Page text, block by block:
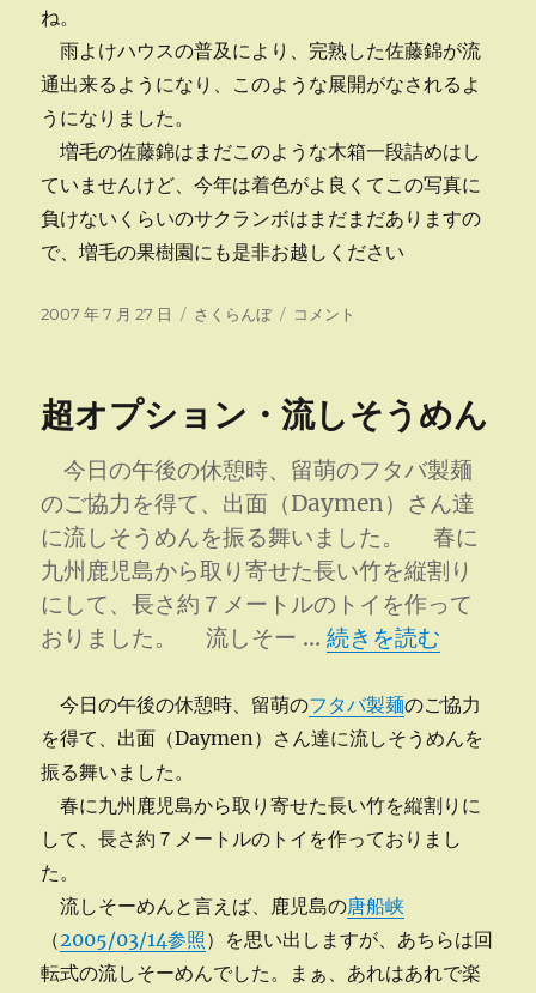
ね。
雨よけハウスの普及により、完熟した佐藤錦が流
通出来るようになり、このような展開がなされるよ
うになりました。
増毛の佐藤錦はまだこのような木箱一段詰めはし
ていませんけど、今年は着色がよ良くてこの写真に
負けないくらいのサクランボはまだまだありますの
で、増毛の果樹園にも是非お越しください
投
2007 年 7 月 27 日
カ
ー
さくらんぼ
佐
記
よ
に
コメント
超オプション・流しそうめん
今日の午後の休憩時、留萌のフタバ製麺
のご協力を得て、出面（Daymen）さん達
に流しそうめんを振る舞いました。 春に
九州鹿児島から取り寄せた長い竹を縦割り
にして、長さ約７メートルのトイを作って
おりました。 流しそー …“超オプション・流
続きを読む
今日の午後の休憩時、留萌のフタバ製麺のご協力
を得て、出面（Daymen）さん達に流しそうめんを
振る舞いました。
春に九州鹿児島から取り寄せた長い竹を縦割りに
して、長さ約７メートルのトイを作っておりまし
た。
流しそーめんと言えば、鹿児島の唐船峡
（2005/03/14参照）を思い出しますが、あちらは回
転式の流しそーめんでした。まぁ、あれはあれで楽